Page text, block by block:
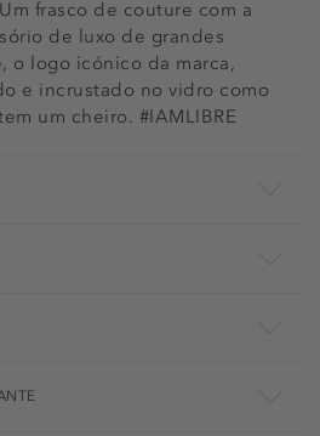
frasco de couture com a
de luxo de grandes
o logo icónico da marca,
e incrustado no vidro como
um cheiro. #IAMLIBRE